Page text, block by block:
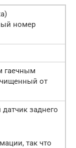
номер
гаечным
от
заднего
так что